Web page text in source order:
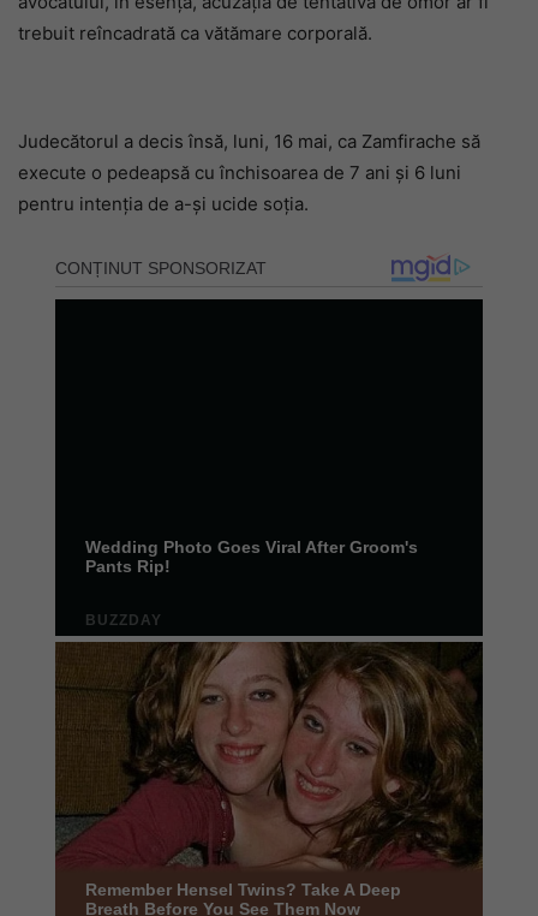
trebuit reîncadrată ca vătămare corporală.
Judecătorul a decis însă, luni, 16 mai, ca Zamfirache să
execute o pedeapsă cu închisoarea de 7 ani și 6 luni
pentru intenția de a-și ucide soția.